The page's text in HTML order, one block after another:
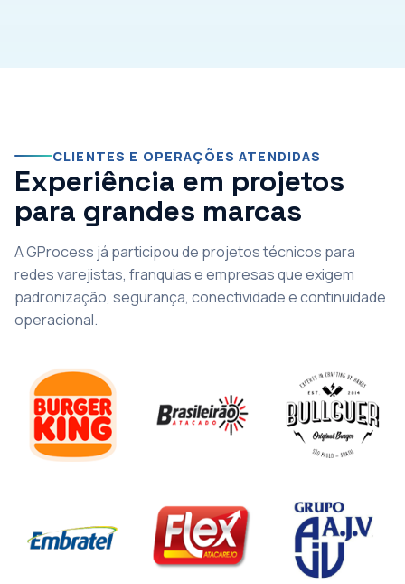
CLIENTES E OPERAÇÕES ATENDIDAS
Experiência em projetos
para grandes marcas
A GProcess já participou de projetos técnicos para
redes varejistas, franquias e empresas que exigem
padronização, segurança, conectividade e continuidade
operacional.